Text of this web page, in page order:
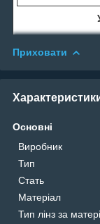
У
Приховати
Основні
Виробник
Тип
Стать
Матеріал
Тип лінз за